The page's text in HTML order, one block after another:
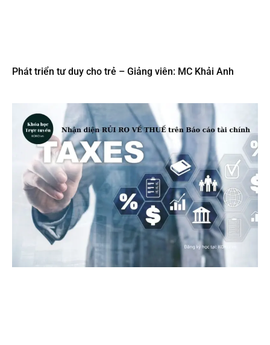
Phát triển tư duy cho trẻ – Giảng viên: MC Khải Anh